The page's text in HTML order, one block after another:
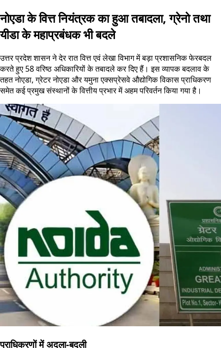
नोएडा के वित्त नियंत्रक का हुआ तबादला, ग्रेनो तथा
यीडा के महाप्रबंधक भी बदले
उत्तर प्रदेश शासन ने देर रात वित्त एवं लेखा विभाग में बड़ा प्रशासनिक फेरबदल
करते हुए 58 वरिष्ठ अधिकारियों के तबादले कर दिए हैं। इस व्यापक बदलाव के
तहत नोएडा, ग्रेटर नोएडा और यमुना एक्सप्रेसवे औद्योगिक विकास प्राधिकरण
समेत कई प्रमुख संस्थानों के वित्तीय प्रभार में अहम परिवर्तन किया गया है।
प्राधिकरणों में अदला-बदली